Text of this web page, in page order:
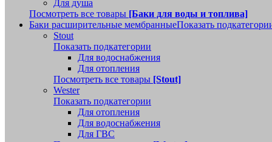
Для душа
Посмотреть все товары [Баки для воды и топлива]
Баки расширительные мембранныеПоказать
Stout
Показать подкатегории
Для водоснабжения
Для отопления
Посмотреть все товары [Stout]
Wester
Показать подкатегории
Для отопления
Для водоснабжения
Для ГВС